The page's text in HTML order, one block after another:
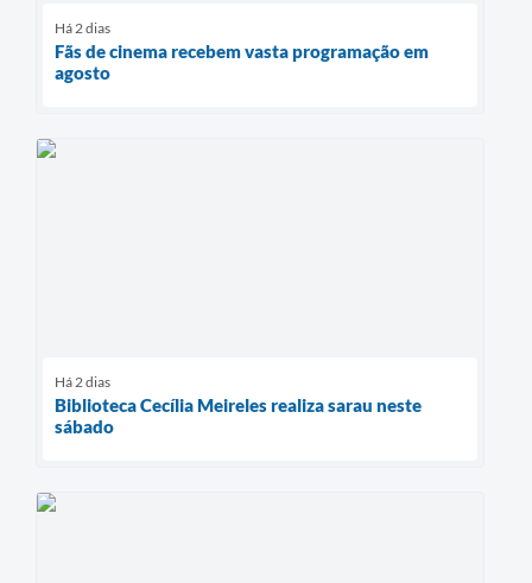
Há 2 dias
Fãs de cinema recebem vasta programação em
agosto
Há 2 dias
Biblioteca Cecília Meireles realiza sarau neste
sábado